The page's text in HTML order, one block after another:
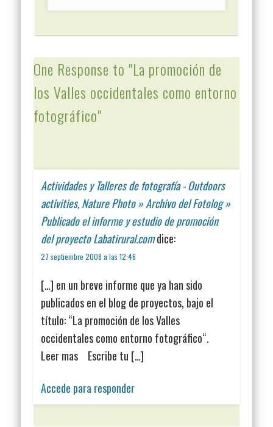
One Response to "La promoción de
los Valles occidentales como entorno
fotográfico"
Actividades y Talleres de fotografía - Outdoors
activities, Nature Photo » Archivo del Fotolog »
Publicado el informe y estudio de promoción
del proyecto Labatirural.comdice:
27 septiembre 2008 a las 12:46
[…] en un breve informe que ya han sido
publicados en el blog de proyectos, bajo el
título: “La promoción de los Valles
occidentales como entorno fotográfico“.
Leer mas Escribe tu […]
Accede para responder